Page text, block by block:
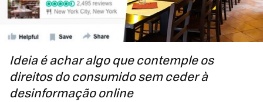
Ideia é achar algo que contemple os
direitos do consumido sem ceder à
desinformação online